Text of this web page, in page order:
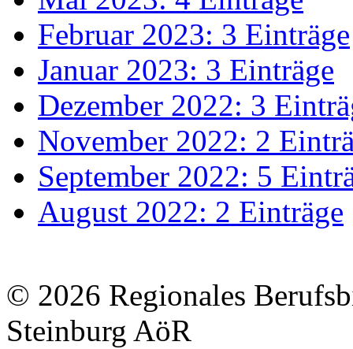
Februar 2023: 3 Einträge
Januar 2023: 3 Einträge
Dezember 2022: 3
November 2022: 2
September 2022: 5
August 2022: 2 Einträge
© 2026 Regionales
Steinburg AöR